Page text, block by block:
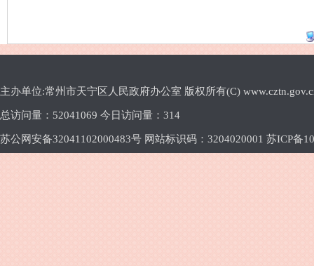
主办单位:常州市天宁区人民政府办公室 版权所有(C)
总访问量： 52041069 今日访问量： 314
苏公网安备32041102000483号 网站标识码：3204020001 苏ICP备